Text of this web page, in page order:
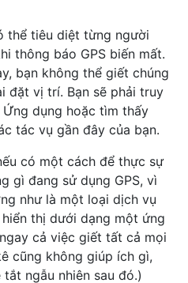
thể tiêu diệt từng người
thông báo GPS biến mất.
bạn không thể giết chúng
đặt vị trí. Bạn sẽ phải truy
dụng hoặc tìm thấy
tác vụ gần đây của bạn.
có một cách để thực sự
gì đang sử dụng GPS, vì
như là một loại dịch vụ
thị dưới dạng một ứng
cả việc giết tất cả mọi
cũng không giúp ích gì,
tắt ngẫu nhiên sau đó.)